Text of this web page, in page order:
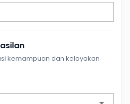
kemampuan dan kelayakan